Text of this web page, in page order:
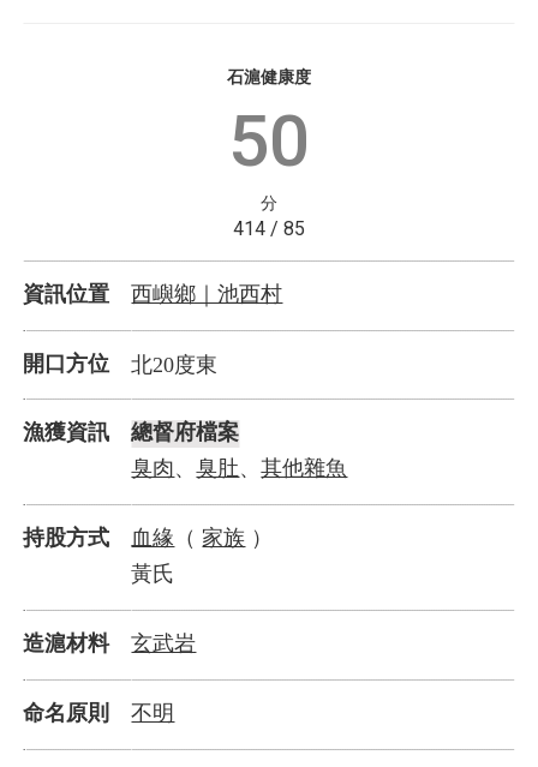
石滬健康度
50
分
414 / 85
資訊位置 西嶼鄉｜池西村
開口方位 北20度東
漁獲資訊 總督府檔案
臭肉、臭肚、其他雜魚
持股方式 血緣 （ 家族 ）
黃氏
造滬材料 玄武岩
命名原則 不明